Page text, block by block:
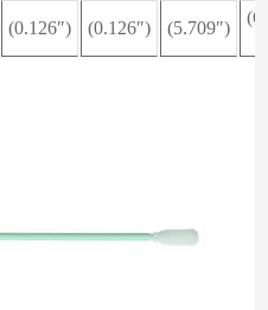
(0.126″) (0.126″) (5.709″)